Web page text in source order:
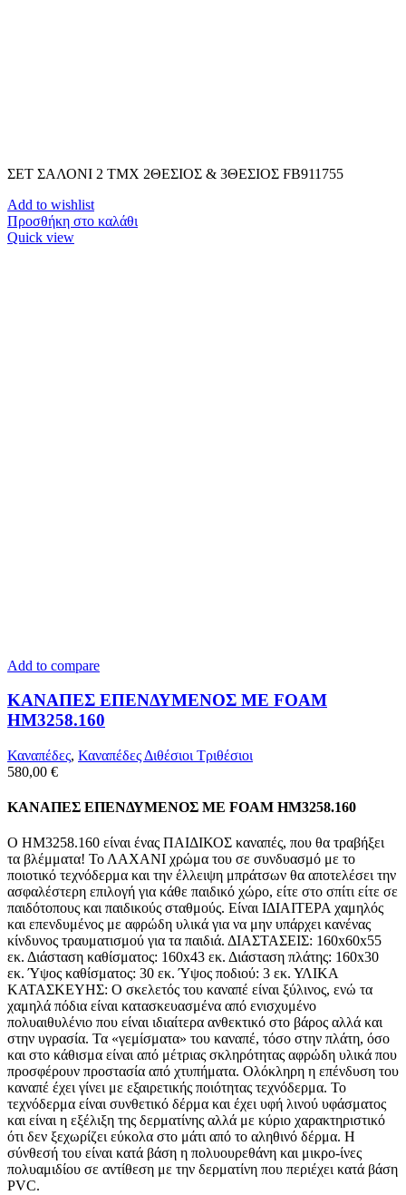
ΣΕΤ ΣΑΛΟΝΙ 2 TMX 2ΘΕΣΙΟΣ & 3ΘΕΣΙΟΣ FB911755
Add to wishlist
Προσθήκη στο καλάθι
Quick view
Add to compare
ΚΑΝΑΠΕΣ ΕΠΕΝΔΥΜΕΝΟΣ ΜΕ FOAM
HM3258.160
Καναπέδες, Καναπέδες Διθέσιοι Τριθέσιοι
580,00 €
ΚΑΝΑΠΕΣ ΕΠΕΝΔΥΜΕΝΟΣ ΜΕ FOAM HM3258.160
Ο ΗΜ3258.160 είναι ένας ΠΑΙΔΙΚΟΣ καναπές, που θα τραβήξει
τα βλέμματα! Το ΛΑΧΑΝΙ χρώμα του σε συνδυασμό με το
ποιοτικό τεχνόδερμα και την έλλειψη μπράτσων θα αποτελέσει την
ασφαλέστερη επιλογή για κάθε παιδικό χώρο, είτε στο σπίτι είτε σε
παιδότοπους και παιδικούς σταθμούς. Είναι ΙΔΙΑΙΤΕΡΑ χαμηλός
και επενδυμένος με αφρώδη υλικά για να μην υπάρχει κανένας
κίνδυνος τραυματισμού για τα παιδιά. ΔΙΑΣΤΑΣΕΙΣ: 160x60x55
εκ. Διάσταση καθίσματος: 160x43 εκ. Διάσταση πλάτης: 160x30
εκ. Ύψος καθίσματος: 30 εκ. Ύψος ποδιού: 3 εκ. ΥΛΙΚΑ
ΚΑΤΑΣΚΕΥΗΣ: Ο σκελετός του καναπέ είναι ξύλινος, ενώ τα
χαμηλά πόδια είναι κατασκευασμένα από ενισχυμένο
πολυαιθυλένιο που είναι ιδιαίτερα ανθεκτικό στο βάρος αλλά και
στην υγρασία. Τα «γεμίσματα» του καναπέ, τόσο στην πλάτη, όσο
και στο κάθισμα είναι από μέτριας σκληρότητας αφρώδη υλικά που
προσφέρουν προστασία από χτυπήματα. Ολόκληρη η επένδυση του
καναπέ έχει γίνει με εξαιρετικής ποιότητας τεχνόδερμα. Το
τεχνόδερμα είναι συνθετικό δέρμα και έχει υφή λινού υφάσματος
και είναι η εξέλιξη της δερματίνης αλλά με κύριο χαρακτηριστικό
ότι δεν ξεχωρίζει εύκολα στο μάτι από το αληθινό δέρμα. Η
σύνθεσή του είναι κατά βάση η πολυουρεθάνη και μικρο-ίνες
πολυαμιδίου σε αντίθεση με την δερματίνη που περιέχει κατά βάση
PVC.